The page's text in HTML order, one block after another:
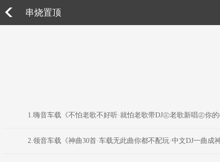
串烧置顶
1.嗨音车载《不怕老歌不好听·就怕老歌带DJ㊣老歌新唱㊣你
2.领音车载《神曲30首·车载无此曲你都不配玩·中文DJ一曲成